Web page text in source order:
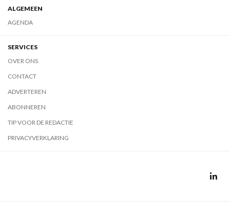
ALGEMEEN
AGENDA
SERVICES
OVER ONS
CONTACT
ADVERTEREN
ABONNEREN
TIP VOOR DE REDACTIE
PRIVACYVERKLARING